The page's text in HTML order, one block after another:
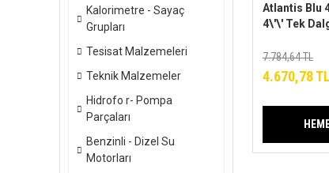
Kalorimetre - Sayaç
Grupları
Tesisat Malzemeleri
Teknik Malzemeler
Hidrofo r- Pompa
Parçaları
Benzinli - Dizel Su
Motorları
Atlantis Blu
4\'\' Tek
Motorsuz)
7.784,64 TL
4.670,78 TL